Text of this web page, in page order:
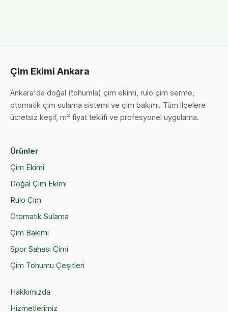
Çim Ekimi Ankara
Ankara'da doğal (tohumla) çim ekimi, rulo çim serme,
otomatik çim sulama sistemi ve çim bakımı. Tüm ilçelere
ücretsiz keşif, m² fiyat teklifi ve profesyonel uygulama.
Ürünler
Çim Ekimi
Doğal Çim Ekimi
Rulo Çim
Otomatik Sulama
Çim Bakımı
Spor Sahası Çimi
Çim Tohumu Çeşitleri
Hakkımızda
Hizmetlerimiz